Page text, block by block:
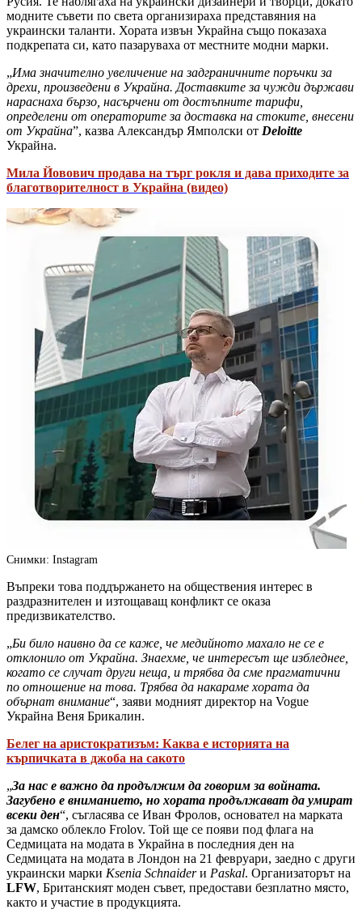
модните съвети по света организираха представяния на
украински таланти. Хората извън Украйна също показаха
подкрепата си, като пазаруваха от местните модни марки.
„Има значително увеличение на задграничните поръчки за
дрехи, произведени в Украйна. Доставките за чужди държави
нараснаха бързо, насърчени от достъпните тарифи,
определени от операторите за доставка на стоките, внесени
от Украйна”, казва Александър Ямполски от Deloitte
Украйна.
Мила Йовович продава на търг рокля и дава приходите за
благотворителност в Украйна (видео)
Снимки: Instagram
Въпреки това поддържането на обществения интерес в
раздразнителен и изтощаващ конфликт се оказа
предизвикателство.
„Би било наивно да се каже, че медийното махало не се е
отклонило от Украйна. Знаехме, че интересът ще избледнее,
когато се случат други неща, и трябва да сме прагматични
по отношение на това. Трябва да накараме хората да
обърнат внимание“, заяви модният директор на Vogue
Украйна Веня Брикалин.
Белег на аристократизъм: Каква е историята на
кърпичката в джоба на сакото
„За нас е важно да продължим да говорим за войната.
Загубено е вниманието, но хората продължават да умират
всеки ден“, съгласява се Иван Фролов, основател на марката
за дамско облекло Frolov. Той ще се появи под флага на
Седмицата на модата в Украйна в последния ден на
Седмицата на модата в Лондон на 21 февруари, заедно с други
украински марки Ksenia Schnaiderи Paskal. Организаторът на
LFW, Британският моден съвет, предостави безплатно място,
както и участие в продукцията.